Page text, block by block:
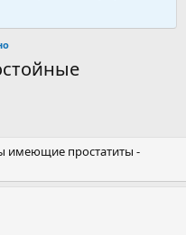
имеющие простатиты -